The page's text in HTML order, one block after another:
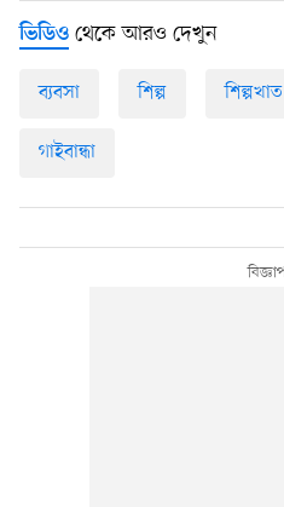
ভিডিও থেকে আরও দেখুন
ব্যবসা শিল্প শিল্পখাত
গাইবান্ধা